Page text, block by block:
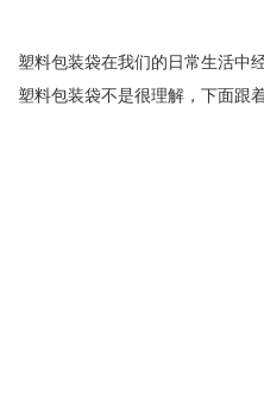
塑料包装袋在我们的日常生活中
塑料包装袋不是很理解，下面跟